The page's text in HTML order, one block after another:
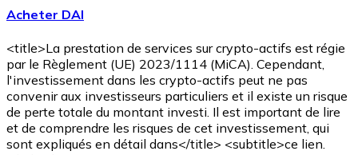
AcheterUniswap avec virement bancaire
Acheter DAI
<title>La prestation de services sur crypto-actifs est régie
par le Règlement (UE) 2023/1114 (MiCA). Cependant,
l'investissement dans les crypto-actifs peut ne pas
convenir aux investisseurs particuliers et il existe un risque
de perte totale du montant investi. Il est important de lire
et de comprendre les risques de cet investissement, qui
sont expliqués en détail dans</title> <subtitle>ce lien.